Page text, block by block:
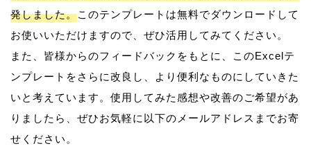
発しました。このテンプレートは無料でダウンロードして
お使いいただけますので、ぜひ活用してみてください。
また、皆様からのフィードバックをもとに、このExcelテ
ンプレートをさらに改良し、より便利なものにしていきた
いと考えています。使用してみた感想や改善のご希望があ
りましたら、ぜひお気軽に以下のメールアドレスまでお寄
せください。